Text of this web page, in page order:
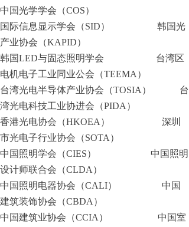
中国光学学会（COS）
国际信息显示学会（SID） 韩国光
产业协会（KAPID）
韩国LED与固态照明学会 台湾区
电机电子工业同业公会（TEEMA）
台湾光电半导体产业协会（TOSIA） 台
湾光电科技工业协进会（PIDA）
香港光电协会（HKOEA） 深圳
市光电子行业协会（SOTA）
中国照明学会（CIES） 中国照明
设计师联合会（CLDA）
中国照明电器协会（CALI） 中国
建筑装饰协会（CBDA）
中国建筑业协会（CCIA） 中国室